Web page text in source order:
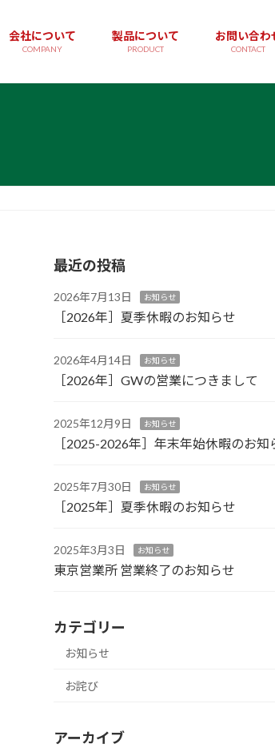
会社について
COMPANY
製品について
PRODUCT
お問い合わ
CONTACT
最近の投稿
2026年7月13日 お知らせ
［2026年］夏季休暇のお知らせ
2026年4月14日 お知らせ
［2026年］GWの営業につきまして
2025年12月9日 お知らせ
［2025-2026年］年末年始休暇のお知
2025年7月30日 お知らせ
［2025年］夏季休暇のお知らせ
2025年3月3日 お知らせ
東京営業所 営業終了のお知らせ
カテゴリー
お知らせ
お詫び
アーカイブ